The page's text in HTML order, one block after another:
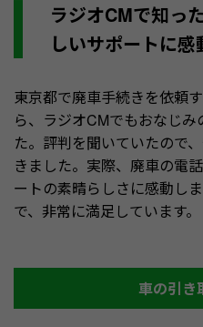
ラジオCMで知っ
しいサポートに
東京都で廃車手続きを依頼
ら、ラジオCMでもおなじ
た。評判を聞いていたので
きました。実際、廃車の電
ートの素晴らしさに感動し
で、非常に満足しています。
車の引き